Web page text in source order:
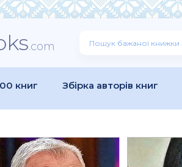
.com
книг Збірка авторів книг